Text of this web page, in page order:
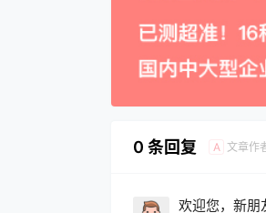
0 条回复 A 文章作
欢迎您，新朋